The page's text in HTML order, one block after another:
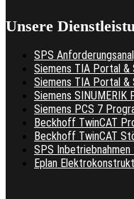
Unsere
SPS
Siemens TIA Portal &
Siemens TIA Portal &
Siemens SINUMERIK
Siemens PCS 7
Beckhoff TwinCAT
Beckhoff TwinCAT
SPS
Eplan